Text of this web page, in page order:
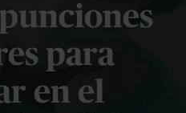
para
en el